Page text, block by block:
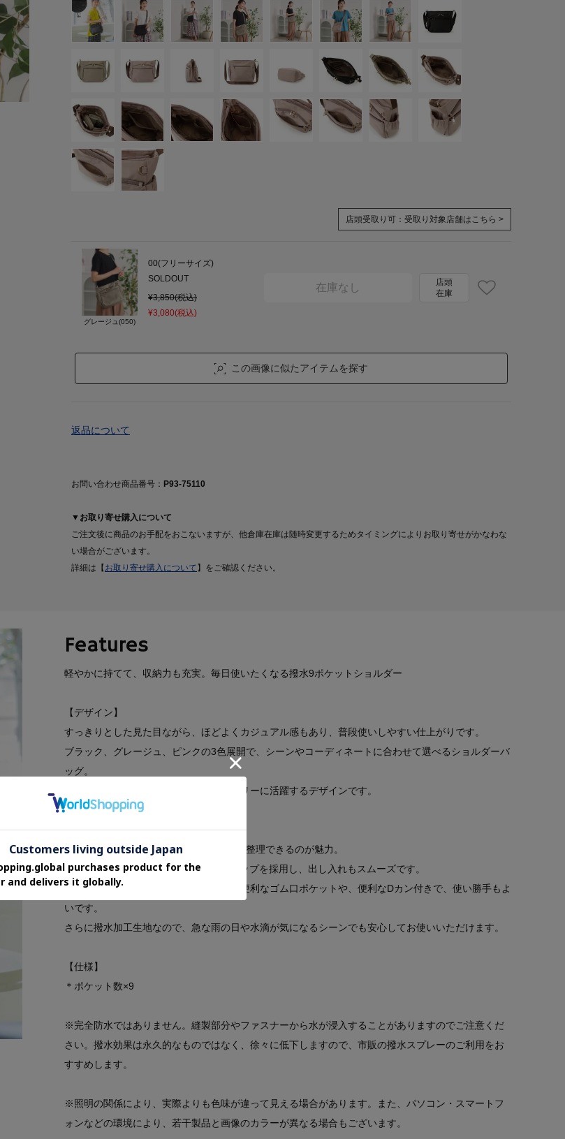
店頭受取り可： 受取り対象店舗はこちら >
グレージュ(050)
00(フリーサイズ)
SOLDOUT
¥3,850(税込)
¥3,080(税込)
在庫なし
店頭
在庫
この画像に似たアイテムを探す
返品について
お問い合わせ商品番号： P93-75110
▼お取り寄せ購入について
ご注文後に商品のお手配をおこないますが、他倉庫在庫は随時変更するためタイミングによりお取り寄せがかなわな
い場合がございます。
詳細は【 お取り寄せ購入について 】をご確認ください。
Features
軽やかに持てて、収納力も充実。毎日使いたくなる撥水9ポケットショルダー
【デザイン】
すっきりとした見た目ながら、ほどよくカジュアル感もあり、普段使いしやすい仕上がりです。
ブラック、グレージュ、ピンクの3色展開で、シーンやコーディネートに合わせて選べるショルダーバ
ッグ。
どんなスタイルにもなじみやすく、デイリーに活躍するデザインです。
【機能性】
便利な9ポケット仕様で、荷物をすっきり整理できるのが魅力。
前面メインポケットは開閉しやすいWジップを採用し、出し入れもスムーズです。
サイドにはサッと使いたい小物の収納に便利なゴム口ポケットや、便利なDカン付きで、使い勝手もよ
いです。
さらに撥水加工生地なので、急な雨の日や水滴が気になるシーンでも安心してお使いいただけます。
【仕様】
＊ポケット数×9
※完全防水ではありません。縫製部分やファスナーから水が浸入することがありますのでご注意くだ
さい。撥水効果は永久的なものではなく、徐々に低下しますので、市販の撥水スプレーのご利用をお
すすめします。
※照明の関係により、実際よりも色味が違って見える場合があります。また、パソコン・スマートフ
ォンなどの環境により、若干製品と画像のカラーが異なる場合もございます。